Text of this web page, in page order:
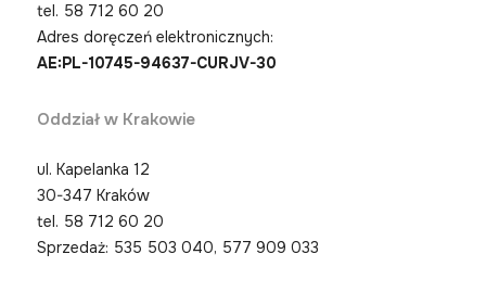
tel. 58 712 60 20
Adres doręczeń elektronicznych:
AE:PL-10745-94637-CURJV-30
Oddział w Krakowie
ul. Kapelanka 12
30-347 Kraków
tel. 58 712 60 20
Sprzedaż: 535 503 040, 577 909 033